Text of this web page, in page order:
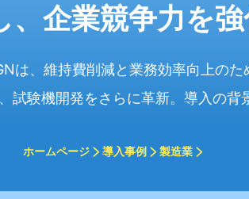
、企業競争力を
は、維持費削減と業務効率向上の
試験機開発をさらに革新。導入の背
ホームページ 導入事例 製造業